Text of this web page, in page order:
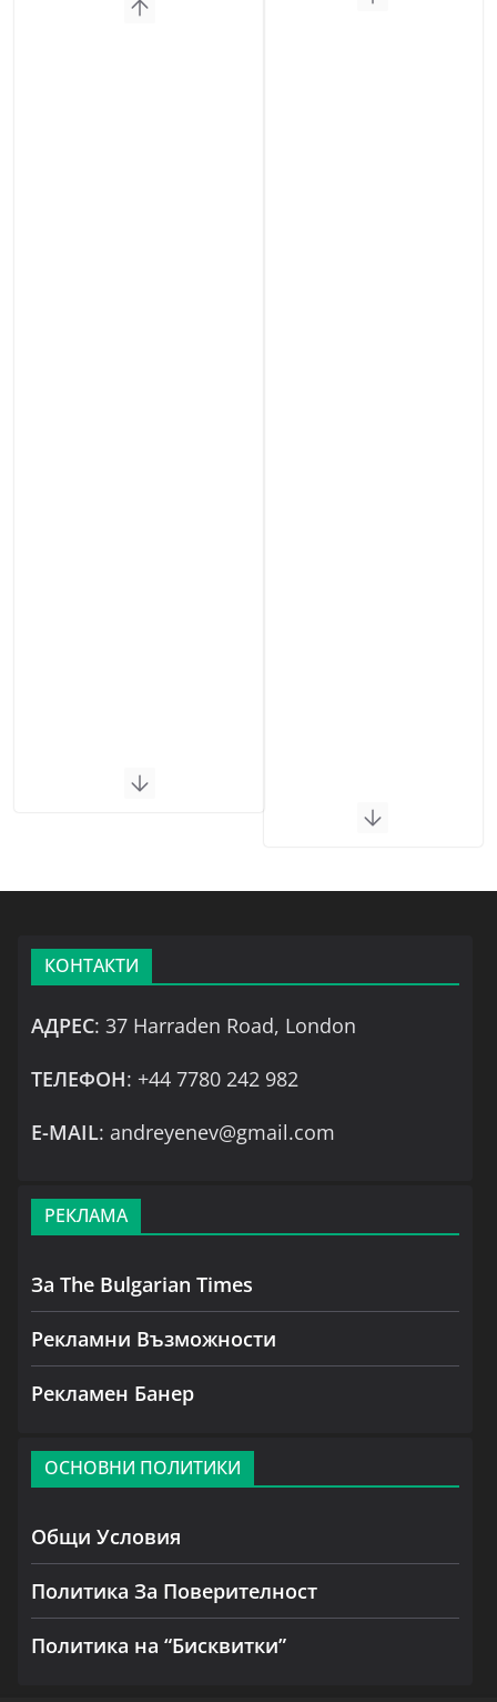
КОНТАКТИ
АДРЕС: 37 Harraden Road, London
ТЕЛЕФОН: +44 7780 242 982
Е-MAIL: andreyenev@gmail.com
РЕКЛАМА
За The Bulgarian Times
Рекламни Възможности
Рекламен Банер
ОСНОВНИ ПОЛИТИКИ
Общи Условия
Политика За Поверителност
Политика на “Бисквитки”